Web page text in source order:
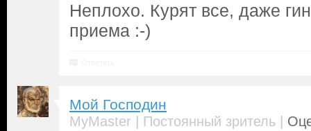
Неплохо. Курят все, даже
приема :-)
Мой Господин
MyMaster | Постоянный зритель |